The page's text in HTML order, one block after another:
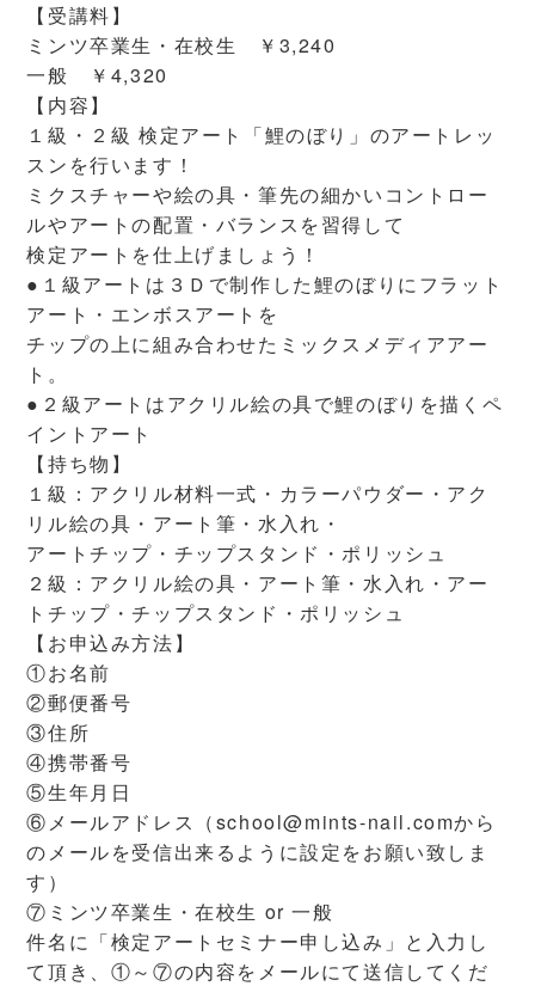
【受講料】
ミンツ卒業生・在校生 ￥3,240
一般 ￥4,320
【内容】
１級・２級 検定アート「鯉のぼり」のアートレッ
スンを行います！
ミクスチャーや絵の具・筆先の細かいコントロー
ルやアートの配置・バランスを習得して
検定アートを仕上げましょう！
●１級アートは３Ｄで制作した鯉のぼりにフラット
アート・エンボスアートを
チップの上に組み合わせたミックスメディアアー
ト。
●２級アートはアクリル絵の具で鯉のぼりを描くペ
イントアート
【持ち物】
１級：アクリル材料一式・カラーパウダー・アク
リル絵の具・アート筆・水入れ・
アートチップ・チップスタンド・ポリッシュ
２級：アクリル絵の具・アート筆・水入れ・アー
トチップ・チップスタンド・ポリッシュ
【お申込み方法】
①お名前
②郵便番号
③住所
④携帯番号
⑤生年月日
⑥メールアドレス（school@mints-nail.comから
のメールを受信出来るように設定をお願い致しま
す）
⑦ミンツ卒業生・在校生 or 一般
件名に「検定アートセミナー申し込み」と入力し
て頂き、①～⑦の内容をメールにて送信してくだ